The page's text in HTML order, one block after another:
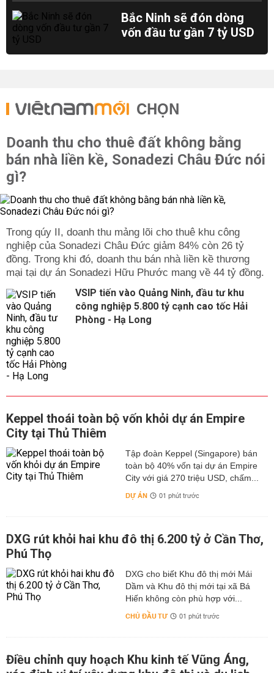
Bắc Ninh sẽ đón dòng
vốn đầu tư gần 7 tỷ USD
CHỌN
Doanh thu cho thuê đất không bằng
bán nhà liền kề, Sonadezi Châu Đức nói
gì?
Trong qúy II, doanh thu mảng lõi cho thuê khu công
nghiệp của Sonadezi Châu Đức giảm 84% còn 26 tỷ
đồng. Trong khi đó, doanh thu bán nhà liền kề thương
mại tại dự án Sonadezi Hữu Phước mang về 44 tỷ đồng.
VSIP tiến vào Quảng Ninh, đầu tư khu
công nghiệp 5.800 tỷ cạnh cao tốc Hải
Phòng - Hạ Long
Keppel thoái toàn bộ vốn khỏi dự án Empire
City tại Thủ Thiêm
Tập đoàn Keppel (Singapore) bán
toàn bộ 40% vốn tại dự án Empire
City với giá 270 triệu USD, chấm...
DỰ ÁN 01 phút trước
DXG rút khỏi hai khu đô thị 6.200 tỷ ở Cần Thơ,
Phú Thọ
DXG cho biết Khu đô thị mới Mái
Dầm và Khu đô thị mới tại xã Bá
Hiến không còn phù hợp với...
CHỦ ĐẦU TƯ 01 phút trước
Điều chỉnh quy hoạch Khu kinh tế Vũng Áng,